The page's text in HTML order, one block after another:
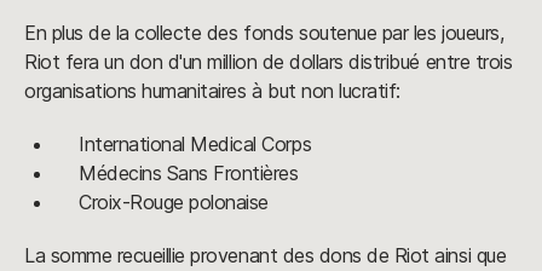
En plus de la collecte des fonds soutenue par les joueurs,
Riot fera un don d'un million de dollars distribué entre trois
organisations humanitaires à but non lucratif:
International Medical Corps
Médecins Sans Frontières
Croix-Rouge polonaise
La somme recueillie provenant des dons de Riot ainsi que